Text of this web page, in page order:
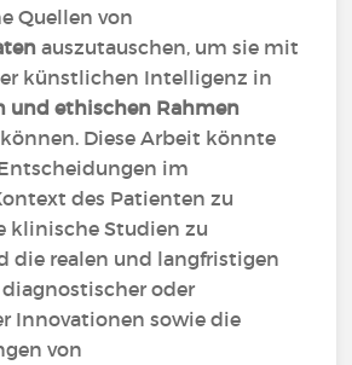
Quellen von
auszutauschen, um sie mit
künstlichen Intelligenz in
und ethischen Rahmen
Diese Arbeit könnte
im
des Patienten zu
klinische Studien zu
die realen und langfristigen
oder
Innovationen sowie die
von